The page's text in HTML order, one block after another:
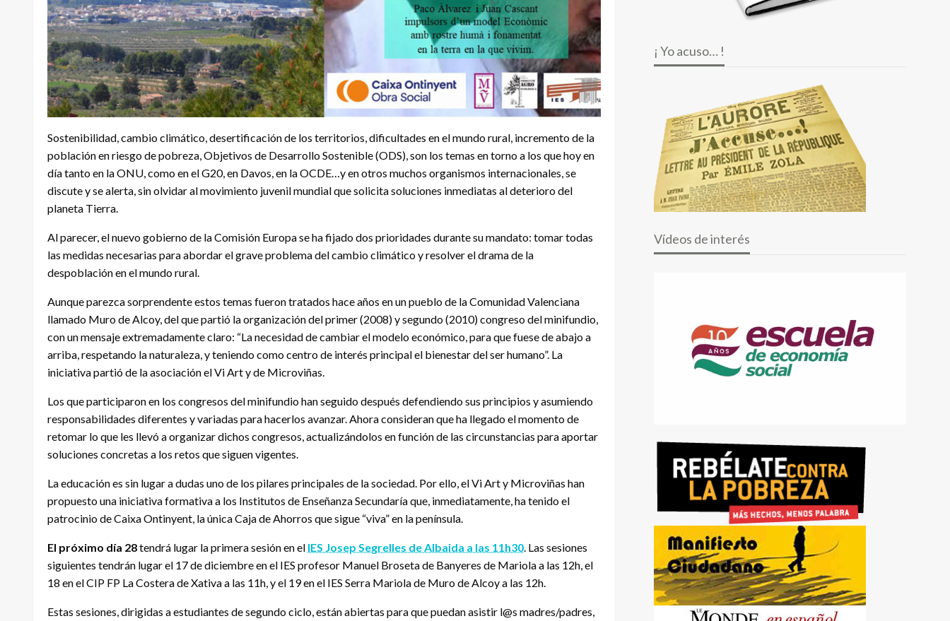
Sostenibilidad, cambio climático, desertificación de los territorios, dificultades en el mundo rural, incremento de la
población en riesgo de pobreza, Objetivos de Desarrollo Sostenible (ODS), son los temas en torno a los que hoy en
día tanto en la ONU, como en el G20, en Davos, en la OCDE…y en otros muchos organismos internacionales, se
discute y se alerta, sin olvidar al movimiento juvenil mundial que solicita soluciones inmediatas al deterioro del
planeta Tierra.
Al parecer, el nuevo gobierno de la Comisión Europa se ha fijado dos prioridades durante su mandato: tomar todas
las medidas necesarias para abordar el grave problema del cambio climático y resolver el drama de la
despoblación en el mundo rural.
Aunque parezca sorprendente estos temas fueron tratados hace años en un pueblo de la Comunidad Valenciana
llamado Muro de Alcoy, del que partió la organización del primer (2008) y segundo (2010) congreso del minifundio,
con un mensaje extremadamente claro: “La necesidad de cambiar el modelo económico, para que fuese de abajo a
arriba, respetando la naturaleza, y teniendo como centro de interés principal el bienestar del ser humano”. La
iniciativa partió de la asociación el Vi Art y de Microviñas.
Los que participaron en los congresos del minifundio han seguido después defendiendo sus principios y asumiendo
responsabilidades diferentes y variadas para hacerlos avanzar. Ahora consideran que ha llegado el momento de
retomar lo que les llevó a organizar dichos congresos, actualizándolos en función de las circunstancias para aportar
soluciones concretas a los retos que siguen vigentes.
La educación es sin lugar a dudas uno de los pilares principales de la sociedad. Por ello, el Vi Art y Microviñas han
propuesto una iniciativa formativa a los Institutos de Enseñanza Secundaría que, inmediatamente, ha tenido el
patrocinio de Caixa Ontinyent, la única Caja de Ahorros que sigue “viva” en la península.
El próximo día 28tendrá lugar la primera sesión en el IES Josep Segrelles de Albaida a las 11h30. Las sesiones
siguientes tendrán lugar el 17 de diciembre en el IES profesor Manuel Broseta de Banyeres de Mariola a las 12h, el
18 en el CIP FP La Costera de Xativa a las 11h, y el 19 en el IES Serra Mariola de Muro de Alcoy a las 12h.
Estas sesiones, dirigidas a estudiantes de segundo ciclo, están abiertas para que puedan asistir l@s madres/padres,
¡ Yo acuso… !
Vídeos de interés